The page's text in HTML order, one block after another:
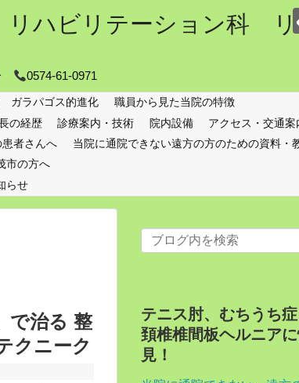
ハビリテーション科
0574-61-0971
ガラパゴス的進化
職員から見た当院の特徴
の経歴 診療案内・技術 院内設備
アクセス・交通案
者さんへ
当院に通院できない遠方の方のための資料・
の方へ
らせ
で治る 整
クニーク
テニス肘、むちうち症
頚椎椎間板ヘルニア
見！